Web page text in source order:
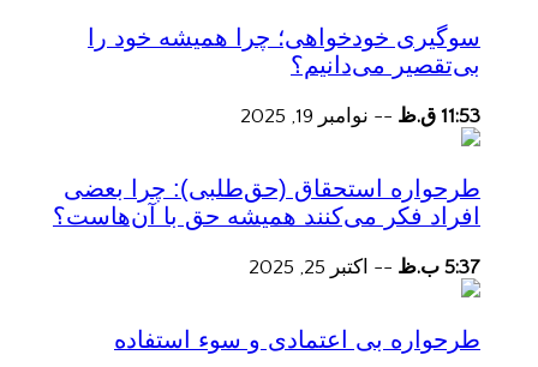
سوگیری خودخواهی؛ چرا همیشه خود را
بی‌تقصیر می‌دانیم؟
11:53 ق.ظ -- نوامبر 19, 2025
طرحواره استحقاق (حق‌طلبی): چرا بعضی
افراد فکر می‌کنند همیشه حق با آن‌هاست؟
5:37 ب.ظ -- اکتبر 25, 2025
طرحواره بی اعتمادی و سوء استفاده